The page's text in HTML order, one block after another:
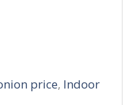
price, Indoor